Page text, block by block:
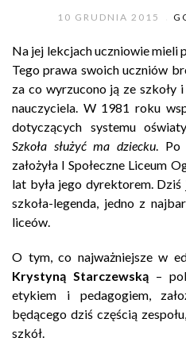
10 GRUDNIA 2015
Na jej lekcjach uczniowie mieli
Tego prawa swoich uczniów
za co wyrzucono ją ze szkoły
nauczyciela. W 1981 roku
dotyczących systemu
Szkoła służyć ma dziecku. Po
założyła I Społeczne Liceum
lat była jego dyrektorem. Dziś
szkoła-legenda, jedno z
liceów.
O tym, co najważniejsze w
Krystyną Starczewską –
etykiem i pedagogiem,
będącego dziś częścią
szkół.